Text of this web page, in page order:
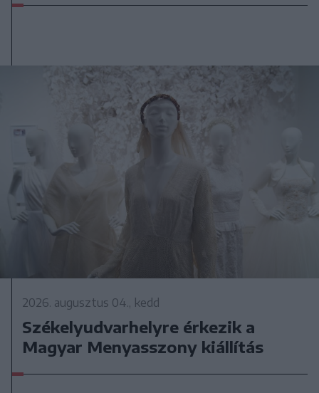
2026. augusztus 04., kedd
Székelyudvarhelyre érkezik a
Magyar Menyasszony kiállítás